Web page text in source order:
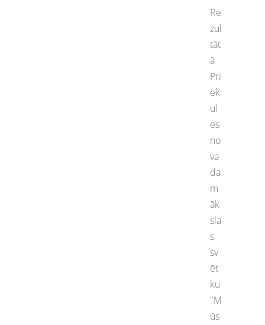
Re
zul
tāt
ā
Pri
ek
ul
es
no
va
da
m
āk
sla
s
sv
ēt
ku
"M
ūs